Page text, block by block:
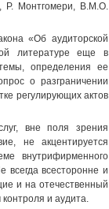
Р. Монтгомери, В.М.О.
«Об аудиторской
литературе еще в
определения ее
о разграничении
регулирующих актов
вне поля зрения
не акцентируется
внутрифирменного
всегда всесторонне и
и на отечественный
и аудита.